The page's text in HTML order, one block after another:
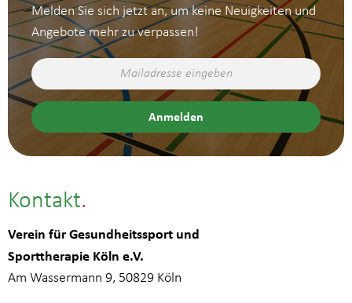
Melden Sie sich jetzt an, um keine Neuigkeiten und
Angebote mehr zu verpassen!
Kontakt
Verein für Gesundheitssport und
Sporttherapie Köln e.V.
Am Wassermann 9, 50829 Köln